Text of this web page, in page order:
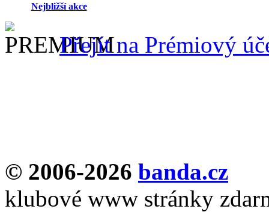
Nejbližší akce
Přejít na Prémiový
© 2006-2026 banda.cz
klubové www stránky